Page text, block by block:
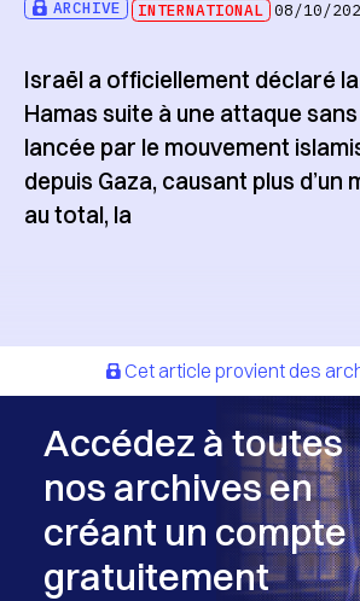
ARCHIVE INTERNATIONAL 08/10/
Israël a officiellement déclaré
Hamas suite à une attaque
lancée par le mouvement
depuis Gaza, causant plus d’un
au total, la
Cet article provient des
Accédez à toutes
nos archives en
créant un compte
gratuitement